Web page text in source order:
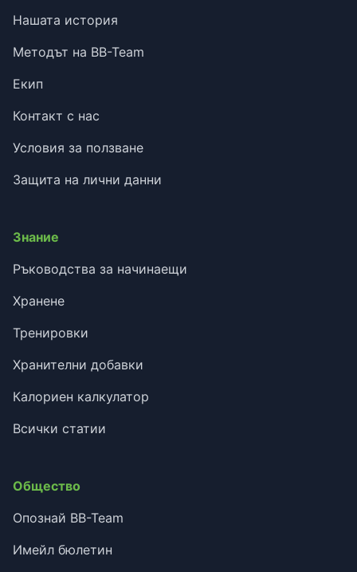
Нашата история
Методът на BB-Team
Екип
Контакт с нас
Условия за ползване
Защита на лични данни
Знание
Ръководства за начинаещи
Хранене
Тренировки
Хранителни добавки
Калориен калкулатор
Всички статии
Общество
Опознай BB-Team
Имейл бюлетин